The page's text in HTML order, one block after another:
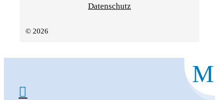
Datenschutz
© 2026
M
